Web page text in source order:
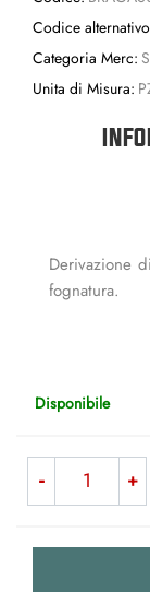
Codice
Categoria Merc:
Unita di Misura:
Derivazione
fognatura.
Disponibile